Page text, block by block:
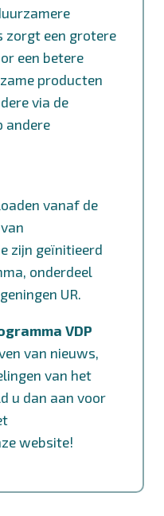
zorgt een grotere
een betere
producten
via de
andere
vanaf de
zijn geïnitieerd
onderdeel
UR.
VDP
van nieuws,
van het
u dan aan voor
website!